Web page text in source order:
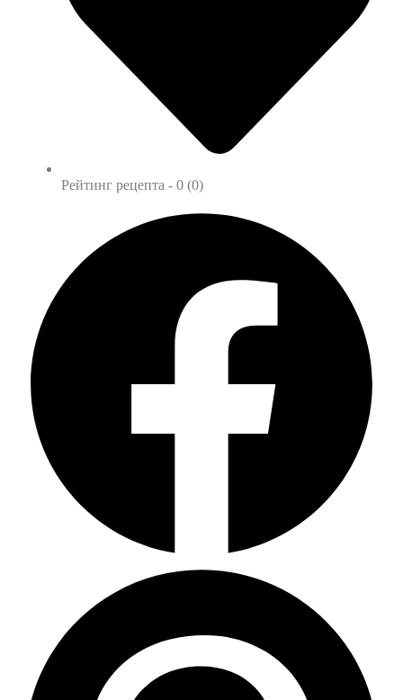
Рейтинг рецепта - 0 (0)